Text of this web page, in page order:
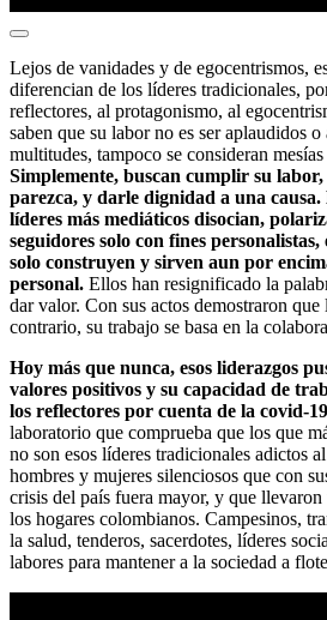
Lejos de vanidades y de egocentrismos,
diferencian de los líderes tradicionales,
reflectores, al protagonismo, al
saben que su labor no es ser aplaudidos
multitudes, tampoco se consideran
Simplemente, buscan cumplir su
parezca, y darle dignidad a una causa.
líderes más mediáticos disocian,
seguidores solo con fines personalistas,
solo construyen y sirven aun por
personal. Ellos han resignificado la
dar valor. Con sus actos demostraron
contrario, su trabajo se basa en la
Hoy más que nunca, esos liderazgos
valores positivos y su capacidad de
los reflectores por cuenta de la covid-
laboratorio que comprueba que los que
no son esos líderes tradicionales adictos
hombres y mujeres silenciosos que con
crisis del país fuera mayor, y que
los hogares colombianos. Campesinos,
la salud, tenderos, sacerdotes, líderes
labores para mantener a la sociedad a